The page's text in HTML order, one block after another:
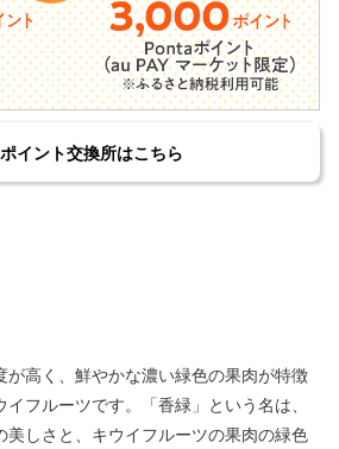
ポイント交換所はこちら
が高く、鮮やかな濃い緑色の果肉が特徴
フルーツです。「香緑」という名は、
美しさと、キウイフルーツの果肉の緑色